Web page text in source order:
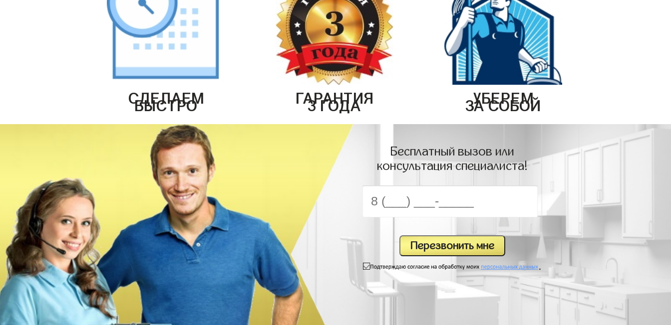
СДЕЛАЕМ
БЫСТРО ГАРАНТИЯ
3 ГОДА УБЕРЕМ
ЗА СОБОЙ
Бесплатный вызов или
консультация специалиста!
.